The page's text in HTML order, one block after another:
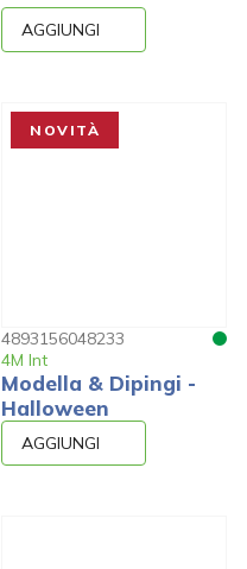
AGGIUNGI
NOVITÀ
4893156048233
4M Int
Modella & Dipingi -
Halloween
AGGIUNGI